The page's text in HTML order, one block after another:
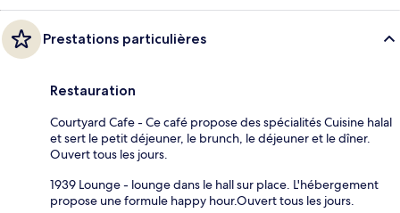
Prestations particulières
Restauration
Courtyard Cafe - Ce café propose des spécialités Cuisine halal
et sert le petit déjeuner, le brunch, le déjeuner et le dîner.
Ouvert tous les jours.
1939 Lounge - lounge dans le hall sur place. L'hébergement
propose une formule happy hour.Ouvert tous les jours.